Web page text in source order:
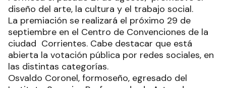
diseño del arte, la cultura y el trabajo social.
La premiación se realizará el próximo 29 de
septiembre en el Centro de Convenciones de la
ciudad Corrientes. Cabe destacar que está
abierta la votación pública por redes sociales, en
las distintas categorías.
Osvaldo Coronel, formoseño, egresado del